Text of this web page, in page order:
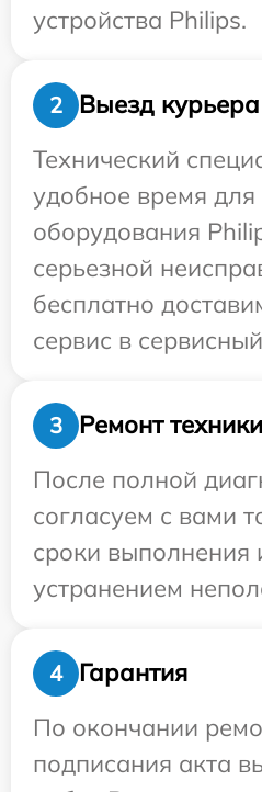
устройства Philips.
2
Выезд
Технический
удобное время для
оборудования
серьезной
бесплатно
сервис в
3
Ремонт техники
После полной
согласуем с вами
сроки выполнения
устранением
4
Гарантия
По окончании
подписания акта